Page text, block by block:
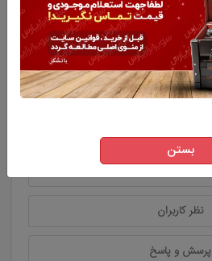
نظر کاربران
پرسش و پاسخ
بستن